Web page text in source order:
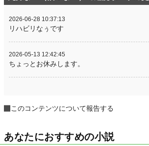
2026-06-28 10:37:13
リハビリなぅです
2026-05-13 12:42:45
ちょっとお休みします。
このコンテンツについて報告する
あなたにおすすめの小説